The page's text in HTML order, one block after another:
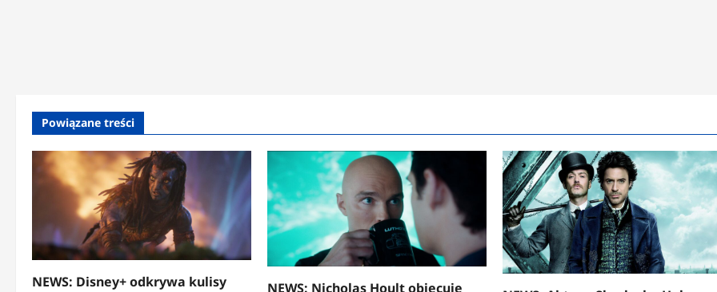
Powiązane treści
NEWS: Disney+ odkrywa kulisy NEWS: Nicholas Hoult obiecuje